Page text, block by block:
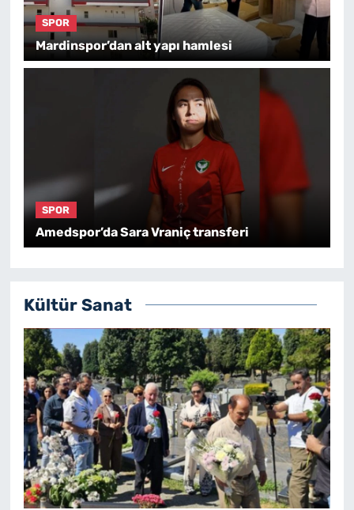
SPOR
Mardinspor’dan alt yapı hamlesi
SPOR
Amedspor’da Sara Vraniç transferi
Kültür Sanat